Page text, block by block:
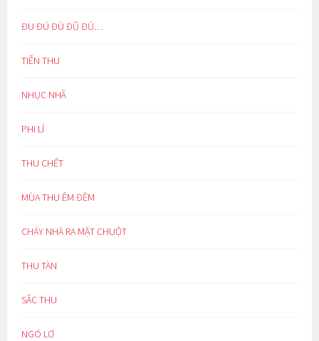
ĐU ĐÚ ĐÙ ĐŨ ĐỦ…
TIỄN THU
NHỤC NHÃ
PHI LÍ
THU CHẾT
MÙA THU ÊM ĐỀM
CHÁY NHÀ RA MẶT CHUỘT
THU TÀN
SẮC THU
NGÓ LƠ